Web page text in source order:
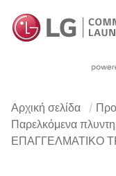
Αρχική σελίδα
Παρελκόμενα
ΕΠΑΓΓΕΛΜΑΤΙΚΌ
Χαρακτηριστικά